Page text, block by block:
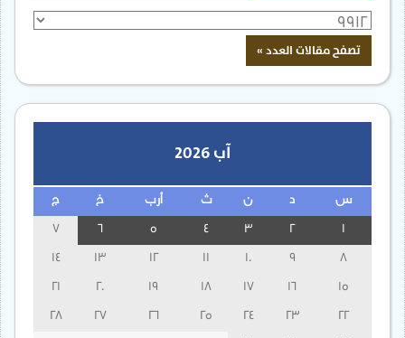
آب 2026
س ن ث أرب خ ج
3
13
14
15
16
17
18
19
20
21
22
23
24
25
26
27
28